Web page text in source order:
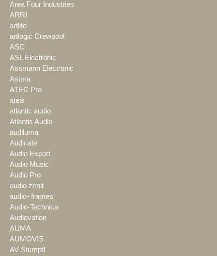
Area Four Industries
ARRI
artlife
artlogic Crewpool
ASC
ASL Electronic
Assmann Electronic
Astera
ATEC Pro
ateis
atlantic audio
Atlantis Audio
audiluma
Audinate
Audio Export
Audio Music
Audio Pro
audio zenit
audio+frames
Audio-Technica
Audiovation
AUMA
AUMOVIS
AV Stumpfl